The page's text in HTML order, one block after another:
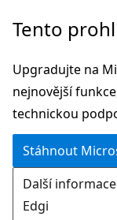
Přeskočit
hlavní
obsah
Přeskočit
navigaci
na
stránce
Tento
Upgradujte na
nejnovější
technickou
Stáhnout
Další
Edgi